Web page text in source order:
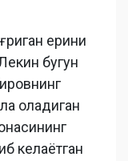
ерини
бугун
оладиган
келаётган